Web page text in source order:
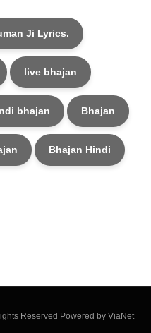
Ji Lyrics.
live bhajan
bhajan Bhajan
Bhajan Hindi
Reserved Powered by ViaNet